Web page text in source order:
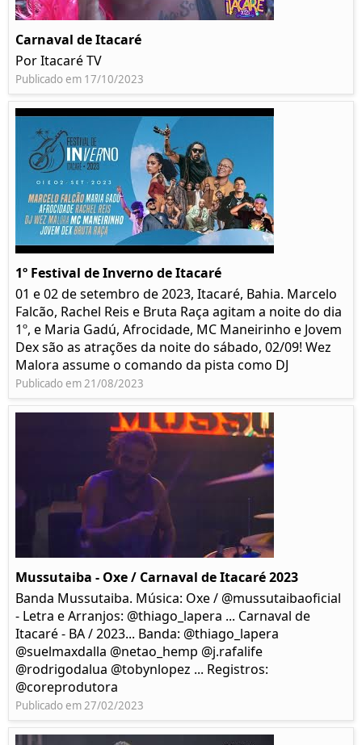
Carnaval de Itacaré
Por Itacaré TV
Publicado em 17/10/2023
1º Festival de Inverno de Itacaré
01 e 02 de setembro de 2023, Itacaré, Bahia. Marcelo
Falcão, Rachel Reis e Bruta Raça agitam a noite do dia
1º, e Maria Gadú, Afrocidade, MC Maneirinho e Jovem
Dex são as atrações da noite do sábado, 02/09! Wez
Malora assume o comando da pista como DJ
Publicado em 21/08/2023
Mussutaiba - Oxe / Carnaval de Itacaré 2023
Banda Mussutaiba. Música: Oxe / @mussutaibaoficial
- Letra e Arranjos: @thiago_lapera ... Carnaval de
Itacaré - BA / 2023... Banda: @thiago_lapera
@suelmaxdalla @netao_hemp @j.rafalife
@rodrigodalua @tobynlopez ... Registros:
@coreprodutora
Publicado em 27/02/2023